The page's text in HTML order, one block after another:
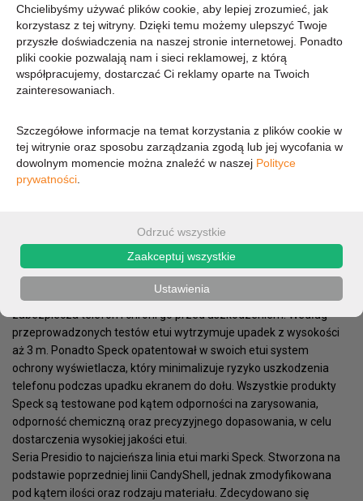
DOSTĘPNOŚĆ:
CHWILOWO BRAK - PROSZĘ PYTAĆ
93,31 zł
OPIS PARAMETRY
wykorzystująca najnowszą technologię IMPACTIUM™ Shock
Barrier, która chroni telefon przed uszkodzeniami podczas
upadku. Swoją wytrzymałość etui zawdzięcza dwóm warstwom:
zewnętrznej, która rozprasza siłę uderzenia oraz wewnętrznej
IMPACTIUM™, absorbującej wstrząs. W ten sposób etui skutecznie
zabezpiecza telefon i chroni go przed uszkodzeniem. Według
przeprowadzonych testów etui wytrzymuje upadek z wysokości
aż 3 m. Ponadto Speck opatentował w swoich etui system
ochrony wyświetlacza, który minimalizuje ryzyko uszkodzenia
telefonu podczas upadku ekranem do dołu. Wszystkie produkty
Speck są testowane pod kątem odporności na zarysowania,
odporność chemiczną oraz precyzyjnego dopasowania, w celu
dostarczenia wysokiej jakości etui.
Seria Presidio to najcieńsza linia etui marki Speck. Stworzona na
podstawie poprzedniej linii CandyShell, jednak zmodyfikowana
pod kątem ilości oraz rodzaju materiału. Zdecydowano się
Chcielibyśmy używać plików cookie, aby lepiej zrozumieć, jak
korzystasz z tej witryny. Dzięki temu możemy ulepszyć Twoje
przyszłe doświadczenia na naszej stronie internetowej. Ponadto
pliki cookie pozwalają nam i sieci reklamowej, z którą
współpracujemy, dostarczać Ci reklamy oparte na Twoich
zainteresowaniach.
Szczegółowe informacje na temat korzystania z plików cookie w
tej witrynie oraz sposobu zarządzania zgodą lub jej wycofania w
dowolnym momencie można znaleźć w naszej Polityce
prywatności
Odrzuć wszystkie
Zaakceptuj wszystkie
Ustawienia